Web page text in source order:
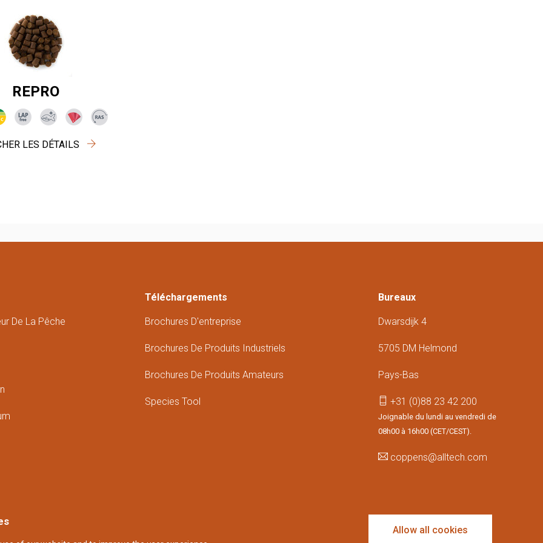
Allow all cookies
REPRO
LES DÉTAILS
De La Pêche
Téléchargements
Brochures D'entreprise
Brochures De Produits Industriels
Brochures De Produits Amateurs
Species Tool
Bureaux
Dwarsdijk 4
5705 DM Helmond
Pays-Bas
+31 (0)88 23 42 200
Joignable du lundi au vendredi de
08h00 à 16h00 (CET/CEST).
coppens@alltech.com